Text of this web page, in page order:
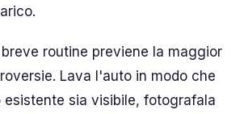
routine previene la maggior
Lava l'auto in modo che
esistente sia visibile, fotografala